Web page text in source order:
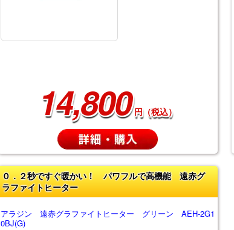
14,800 円（税込）
０．２秒ですぐ暖かい！ パワフルで高機能 遠赤グ
ラファイトヒーター
アラジン 遠赤グラファイトヒーター グリーン AEH-2G1
0BJ(G)